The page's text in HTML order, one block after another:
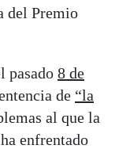
del Premio
pasado 8 de
de “la
al que la
enfrentado